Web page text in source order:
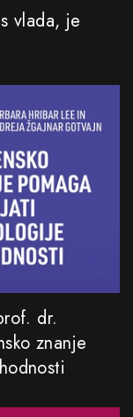
vlada, je
dr.
znanje